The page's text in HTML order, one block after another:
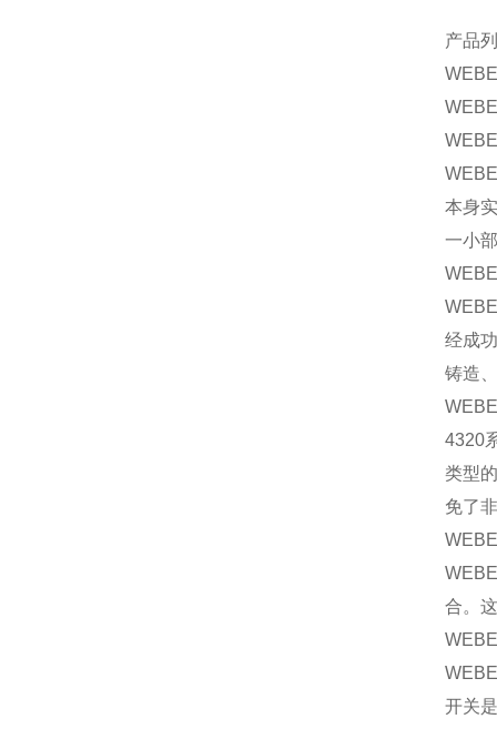
产品
本身
一小
经成
铸造
4320
类型
免了
合。
开关